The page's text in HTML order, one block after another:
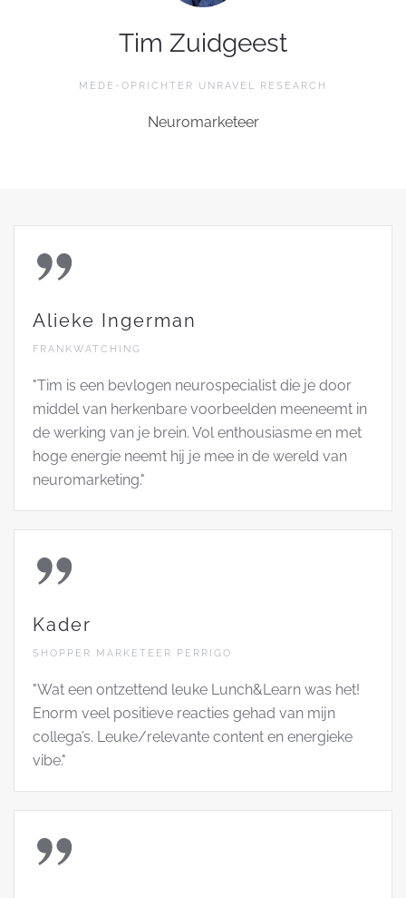
Tim Zuidgeest
MEDE-OPRICHTER UNRAVEL RESEARCH
Neuromarketeer
Alieke Ingerman
FRANKWATCHING
"Tim is een bevlogen neurospecialist die je door
middel van herkenbare voorbeelden meeneemt in
de werking van je brein. Vol enthousiasme en met
hoge energie neemt hij je mee in de wereld van
neuromarketing."
Kader
SHOPPER MARKETEER PERRIGO
"Wat een ontzettend leuke Lunch&Learn was het!
Enorm veel positieve reacties gehad van mijn
collega’s. Leuke/relevante content en energieke
vibe."